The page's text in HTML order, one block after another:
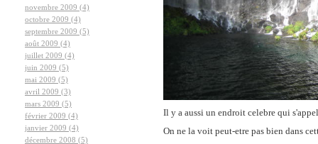
Il y a aussi un endroit celebre qui
On ne la voit peut-etre pas bien dans
novembre 2009 (4)
octobre 2009 (4)
septembre 2009 (5)
août 2009 (4)
juillet 2009 (4)
juin 2009 (5)
mai 2009 (5)
avril 2009 (3)
mars 2009 (5)
février 2009 (4)
janvier 2009 (4)
décembre 2008 (5)